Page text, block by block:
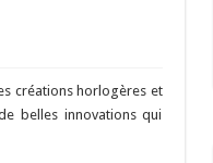
créations horlogères et
belles innovations qui